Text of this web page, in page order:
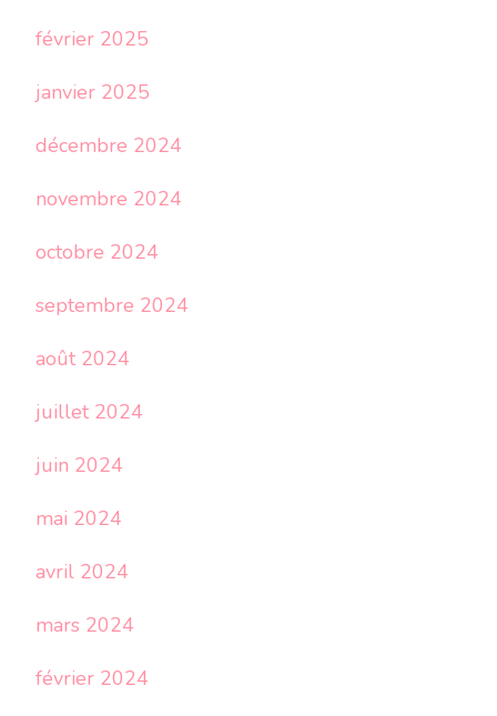
février 2025
janvier 2025
décembre 2024
novembre 2024
octobre 2024
septembre 2024
août 2024
juillet 2024
juin 2024
mai 2024
avril 2024
mars 2024
février 2024